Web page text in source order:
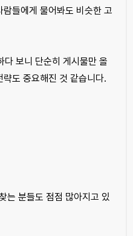
들에게 물어봐도 비슷한 고
보니 단순히 게시물만 올
도 중요해진 것 같습니다.
는 분들도 점점 많아지고 있